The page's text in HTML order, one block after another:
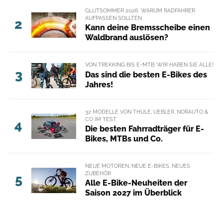
2
GLUTSOMMER 2026: WARUM RADFAHRER
AUFPASSEN SOLLTEN
Kann deine Bremsscheibe einen
Waldbrand auslösen?
3
VON TREKKING BIS E-MTB: WIR HABEN SIE ALLE!
Das sind die besten E-Bikes des
Jahres!
4
32 MODELLE VON THULE, UEBLER, NORAUTO &
CO IM TEST
Die besten Fahrradträger für E-
Bikes, MTBs und Co.
5
NEUE MOTOREN, NEUE E-BIKES, NEUES
ZUBEHÖR
Alle E-Bike-Neuheiten der
Saison 2027 im Überblick